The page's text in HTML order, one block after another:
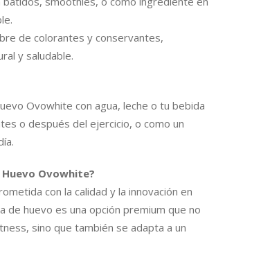
de colorantes y conservantes,
y saludable.
Ovowhite con agua, leche o tu bebida
o después del ejercicio, o como un
Ovowhite?
con la calidad y la innovación en
de huevo es una opción premium que no
sino que también se adapta a un